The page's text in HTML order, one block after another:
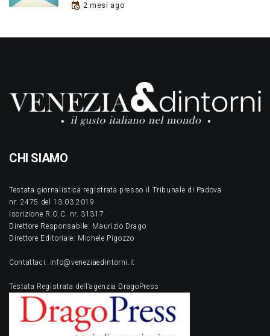
2 mesi ago
CHI SIAMO
Testata giornalistica registrata presso il Tribunale di Padova
nr. 2475 del 13.03.2019
Iscrizione R.O.C. nr. 31317
Direttore Responsabile: Maurizio Drago
Direttore Editoriale: Michele Pigozzo
Contattaci: info@veneziaedintorni.it
Testata Registrata dell’agenzia DragoPress